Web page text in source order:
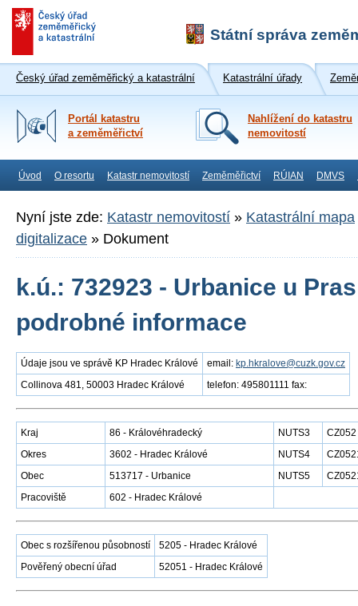
Státní správa
Český úřad zeměměřický a katastrální Katastrální úřady
Portál katastru
a zeměměřictví
Nahlížení do katastru
nemovitostí
Úvod O resortu Katastr nemovitostí Zeměměřictví RÚIAN DMVS
Nyní jste zde: Katastr nemovitostí » Katastrální mapa
digitalizace » Dokument
k.ú.: 732923 - Urbanice u
podrobné informace
Údaje jsou ve správě KP Hradec Králové email: kp.hkralove@cuzk.gov.cz
Collinova 481, 50003 Hradec Králové
telefon: 495801111 fax:
Kraj 86 - Královéhradecký NUTS3
CZ052
Okres
3602 - Hradec Králové NUTS4
Obec
513717 - Urbanice NUTS5
Pracoviště
602 - Hradec Králové
Obec s rozšířenou působností
5205 - Hradec Králové
Pověřený obecní úřad
52051 - Hradec Králové